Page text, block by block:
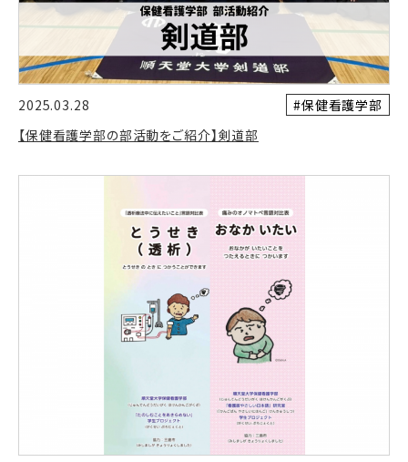
2025.03.28
#保健看護学部
【保健看護学部の部活動をご紹介】剣道部